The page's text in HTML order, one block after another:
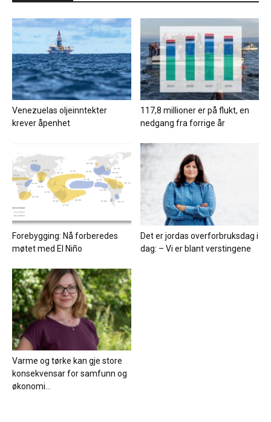
Venezuelas oljeinntekter
krever åpenhet
117,8 millioner er på flukt, en
nedgang fra forrige år
Forebygging: Nå forberedes
møtet med El Niño
Det er jordas overforbruksdag i
dag: – Vi er blant verstingene
Varme og tørke kan gje store
konsekvensar for samfunn og
økonomi...